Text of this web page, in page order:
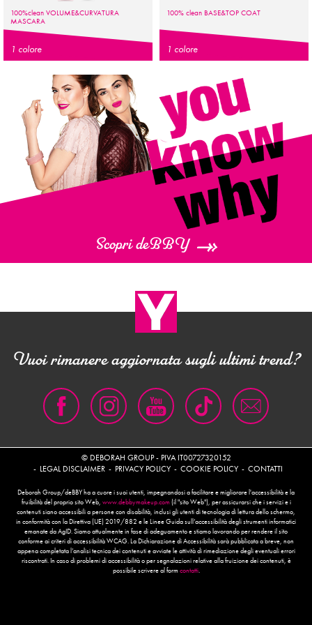
100%clean VOLUME&CURVATURA
MASCARA
1 colore
100% clean BASE&TOP COAT
1 colore
Scopri deBBY
Vuoi rimanere aggiornata sugli ultimi trend?
© DEBORAH GROUP - PIVA IT00727320152
LEGAL DISCLAIMER
PRIVACY POLICY COOKIE POLICY CONTATTI
Deborah Group/deBBY ha a cuore i suoi utenti, impegnandosi a facilitare e migliorare l'accessibilità e la
fruibilità del proprio sito Web, www.debbymakeup.com(il "sito Web"), per assicurarsi che i servizi e i
contenuti siano accessibili a persone con disabilità, inclusi gli utenti di tecnologia di lettura dello schermo,
in conformità con la Direttiva (UE) 2019/882 e le Linee Guida sull’accessibilità degli strumenti informatici
emanate da AgID. Siamo attualmente in fase di adeguamento e stiamo lavorando per rendere il sito
conforme ai criteri di accessibilità WCAG. La Dichiarazione di Accessibilità sarà pubblicata a breve, non
appena completata l’analisi tecnica dei contenuti e avviate le attività di rimediazione degli eventuali errori
riscontrati. In caso di problemi di accessibilità o per segnalazioni relative alla fruizione dei contenuti, è
possibile scrivere al formcontatti.